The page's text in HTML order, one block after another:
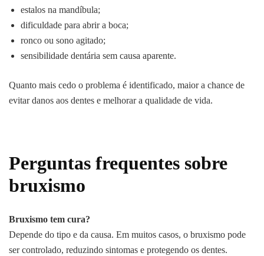
estalos na mandíbula;
dificuldade para abrir a boca;
ronco ou sono agitado;
sensibilidade dentária sem causa aparente.
Quanto mais cedo o problema é identificado, maior a chance de
evitar danos aos dentes e melhorar a qualidade de vida.
Perguntas frequentes sobre
bruxismo
Bruxismo tem cura?
Depende do tipo e da causa. Em muitos casos, o bruxismo pode
ser controlado, reduzindo sintomas e protegendo os dentes.